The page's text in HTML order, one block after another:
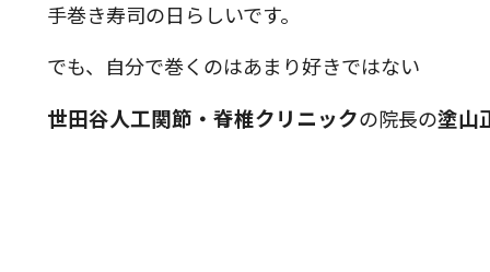
手巻き寿司の日らしいです。
でも、自分で巻くのはあまり好きではない
世田谷人工関節・脊椎クリニックの院長の塗山